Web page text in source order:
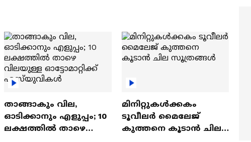
താങ്ങാകും വില,
ഓടിക്കാനും എളുപ്പം; 10
ലക്ഷത്തിൽ താഴെ
മിനിറ്റുകൾക്കകം
ടൂവീലർ മൈലേജ്
കുത്തനെ കൂടാൻ ചില